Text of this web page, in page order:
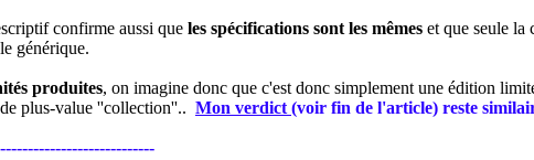
confirme aussi que les spécifications sont les mêmes et que seule la
générique.
produites, on imagine donc que c'est donc simplement une édition
plus-value ''collection''.. Mon verdict(voir fin de l'article) reste